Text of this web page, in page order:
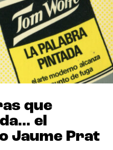
que
el
Jaume Prat